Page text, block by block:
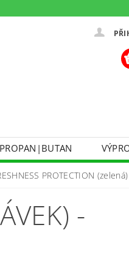
PROPAN|BUTAN
A PLATBA
PARTNERSKÉ PRODEJNY HEY!
PROTECTION (zelená)
-